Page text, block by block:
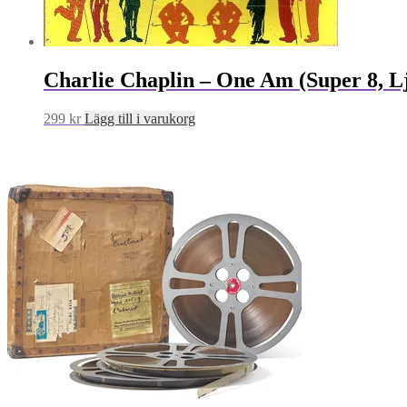
Charlie Chaplin – One Am (Super 8,
299 kr Lägg till i varukorg